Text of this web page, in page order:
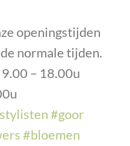
openingstijden
normale tijden.
– 18.00u
#goor
#bloemen